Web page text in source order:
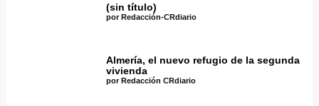
(sin título)
por Redacción-CRdiario
Almería, el nuevo refugio de la segunda
vivienda
por Redacción CRdiario